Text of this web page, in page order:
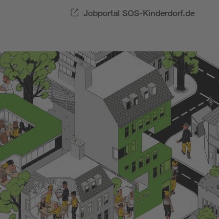
Jobportal SOS-Kinderdorf.de